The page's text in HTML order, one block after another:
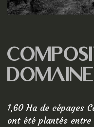
1,60 Ha de cépages
ont été plantés